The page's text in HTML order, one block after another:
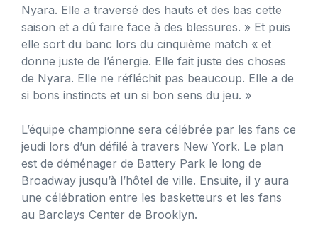
Nyara. Elle a traversé des hauts et des bas cette
saison et a dû faire face à des blessures. » Et puis
elle sort du banc lors du cinquième match « et
donne juste de l’énergie. Elle fait juste des choses
de Nyara. Elle ne réfléchit pas beaucoup. Elle a de
si bons instincts et un si bon sens du jeu. »
L’équipe championne sera célébrée par les fans ce
jeudi lors d’un défilé à travers New York. Le plan
est de déménager de Battery Park le long de
Broadway jusqu’à l’hôtel de ville. Ensuite, il y aura
une célébration entre les basketteurs et les fans
au Barclays Center de Brooklyn.